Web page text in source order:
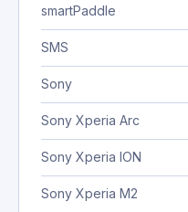
smartPaddle
SMS
Sony
Sony Xperia Arc
Sony Xperia ION
Sony Xperia M2